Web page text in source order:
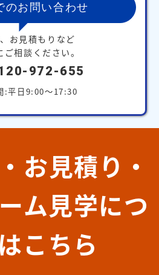
のお問い合わせ
お見積もりなど
ご相談ください。
972-655
:平日9:00～17:30
お見積り・
ム見学につ
こちら